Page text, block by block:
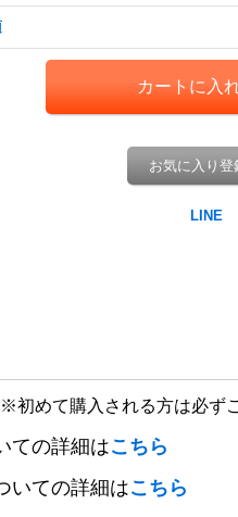
お気に入り登
※初めて購入される方は必ず
ての詳細はこちら
いての詳細はこちら